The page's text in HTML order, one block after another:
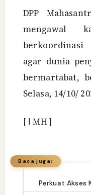
DPP
mengawal
agar dunia
bermartabat,
Selasa, 14/10/
[ ا MH ]
Baca juga: